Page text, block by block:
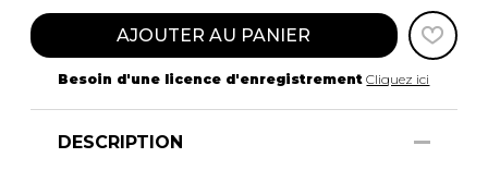
AJOUTER AU PANIER
Besoin d'une licence d'enregistrement Cliquez ici
DESCRIPTION